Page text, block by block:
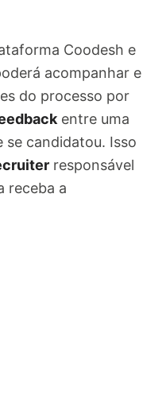
Coodesh e
acompanhar e
do processo por
entre uma
se candidatou. Isso
responsável
receba a